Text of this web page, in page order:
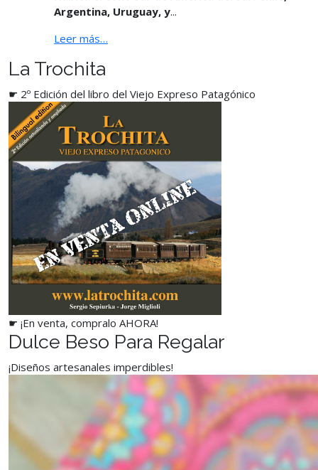
Argentina, Uruguay, y...
Leer más…
La Trochita
☛ 2º Edición del libro del Viejo Expreso Patagónico
☛ ¡En venta, compralo AHORA!
Dulce Beso Para Regalar
¡Diseños artesanales imperdibles!